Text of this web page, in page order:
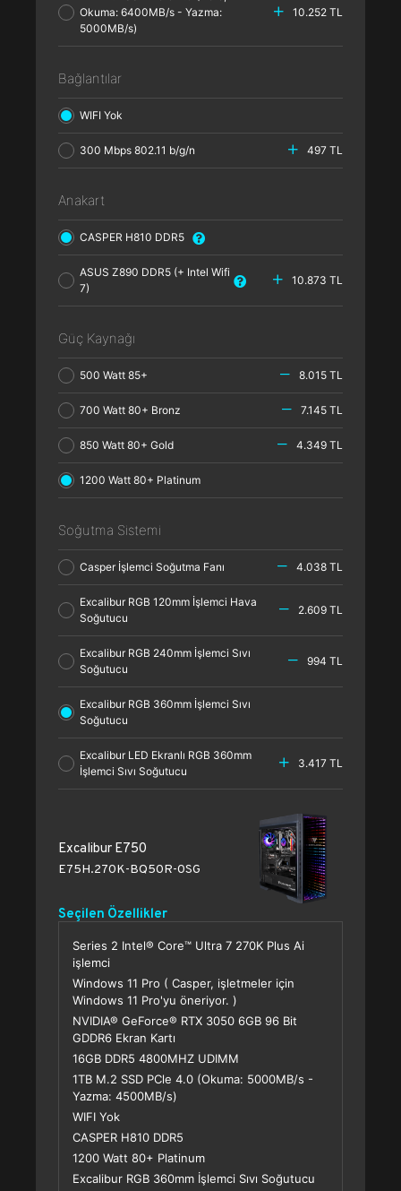
Okuma: 6400MB/s - Yazma:
5000MB/s)
10.252 TL
Bağlantılar
WIFI Yok
300 Mbps 802.11 b/g/n 497 TL
Anakart
CASPER H810 DDR5
ASUS Z890 DDR5 (+ Intel Wifi
7)
10.873 TL
Güç Kaynağı
500 Watt 85+ 8.015 TL
700 Watt 80+ Bronz 7.145 TL
850 Watt 80+ Gold 4.349 TL
1200 Watt 80+ Platinum
Soğutma Sistemi
Casper İşlemci Soğutma Fanı 4.038 TL
Excalibur RGB 120mm İşlemci Hava
Soğutucu
2.609 TL
Excalibur RGB 240mm İşlemci Sıvı
Soğutucu
994 TL
Excalibur RGB 360mm İşlemci Sıvı
Soğutucu
Excalibur LED Ekranlı RGB 360mm
İşlemci Sıvı Soğutucu
3.417 TL
Excalibur E750
E75H.270K-BQ50R-0SG
Seçilen Özellikler
Series 2 Intel® Core™ Ultra 7 270K Plus Ai
işlemci
Windows 11 Pro ( Casper, işletmeler için
Windows 11 Pro'yu öneriyor. )
NVIDIA® GeForce® RTX 3050 6GB 96 Bit
GDDR6 Ekran Kartı
16GB DDR5 4800MHZ UDIMM
1TB M.2 SSD PCle 4.0 (Okuma: 5000MB/s -
Yazma: 4500MB/s)
WIFI Yok
CASPER H810 DDR5
1200 Watt 80+ Platinum
Excalibur RGB 360mm İşlemci Sıvı Soğutucu